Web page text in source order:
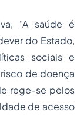
"A saúde é
do Estado,
sociais e
de doença
rege-se pelos
de acesso